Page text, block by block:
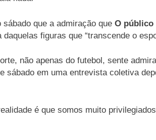
que a admiração que O público
figuras que “transcende o
não apenas do futebol, sente
sábado em uma entrevista coletiva
é que somos muito